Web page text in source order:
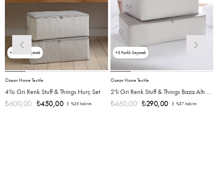
Ocean Home Textile
4'lü Gri Renk Stuff & Things Hurç Set
₺450,00
₺600,00 %25İndirim
Ocean Home Textile
2'li Gri Renk Stuff & Things Baza Altı Hurç Set
₺290,00
₺460,00 %37 İndirim
3